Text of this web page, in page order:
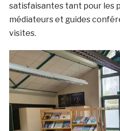
satisfaisantes tant pour les
médiateurs et guides
visites.